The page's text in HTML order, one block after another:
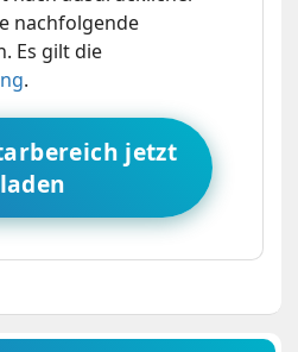
nachfolgende
Es gilt die
.
jetzt
laden